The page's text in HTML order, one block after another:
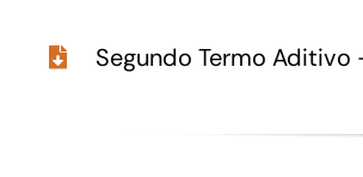
Segundo Termo